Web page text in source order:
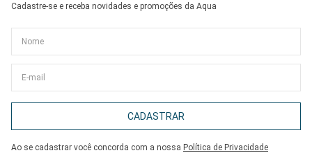
Cadastre-se e receba novidades e promoções da Aqua
CADASTRAR
Ao se cadastrar você concorda com a nossa Política de Privacidade